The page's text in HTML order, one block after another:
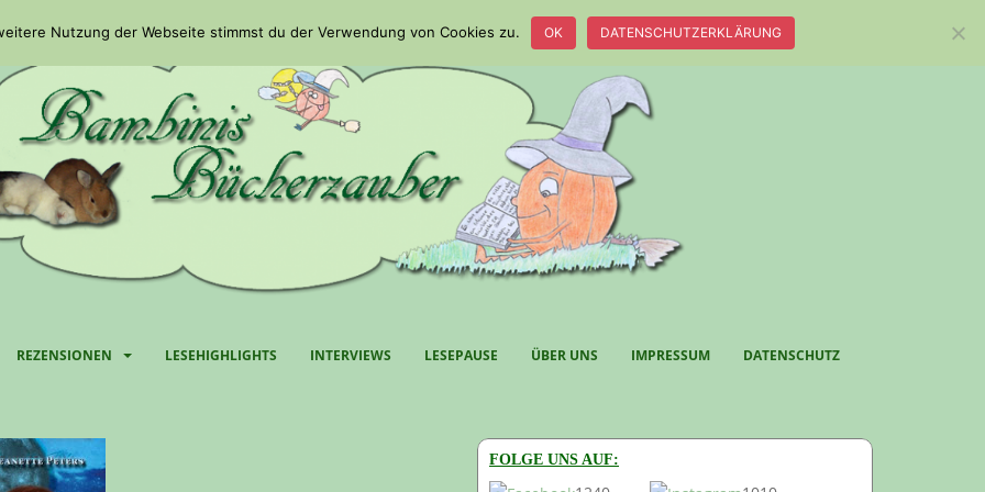
REZENSIONEN LESEHIGHLIGHTS INTERVIEWS LESEPAUSE ÜBER UNS IMPRESSUM DATENSCHUTZ
FOLGE UNS AUF:
Nutzung der Webseite stimmst du der Verwendung von Cookies zu. OK DATENSCHUTZERKLÄRUNG